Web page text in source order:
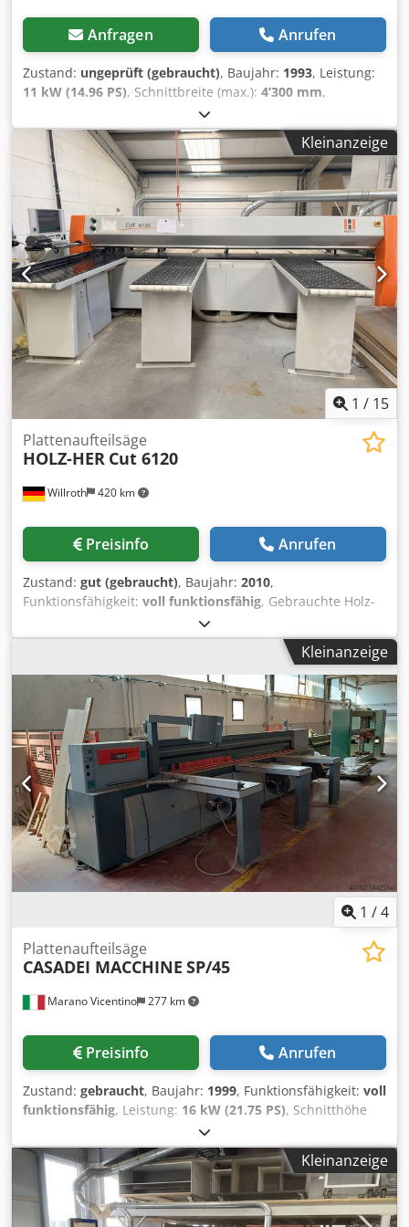
Mehrwertsteuer/Differenzbesteuerung: Mehrwertsteuer
abzugsfähig für Unternehmer Lieferung und
Inzahlungnahme jederzeit möglich für alles aus dem
Industriebereich Glenn Smeets
Anfragen Anrufen
Zustand: ungeprüft (gebraucht), Baujahr: 1993, Leistung:
11 kW (14.96 PS), Schnittbreite (max.): 4’300 mm,
400 mm
mm, Schnitthöhe mit Vorritzer (max.):105 mm,
Ausstattung:Vorritzer
, Maschine inkl. Laweco-
Förderbahnen mit Hubeinrichtung, Traglast 5000 kg,
Plattformgröße 4100x2100 mm Chsdpfxsx Iuzxe Alfja
Maschine stammt aus einer Betriebsauflösung
Kleinanzeige
1 / 15
Willroth 420 km
Plattenaufteilsäge
HOLZ-HER Cut 6120
Preisinfo Anrufen
Zustand: gut (gebraucht), Baujahr: 2010,
Funktionsfähigkeit: voll funktionsfähig, Gebrauchte Holz-
Her Cut 6120 - Baujahr 2010 - Verfügbarkeit Ende
September 2026 - automatische Schnitthöhenverstellung -
Vorritzer - Sägeblattüberstand 82 mm - Etikettendrucker -
Schnittlänge 4400 mm Codsziwqpepfx Alfjha - elektronisch
gesteuerter Druckbalken & Sägewagen für kurze Zyklen -
Nut-Programm / motorisch verstellbar
Kleinanzeige
1 /4
Marano Vicentino 277 km
Plattenaufteilsäge
CASADEI MACCHINE SP/45
Preisinfo Anrufen
Zustand: gebraucht, Baujahr: 1999, Funktionsfähigkeit: voll
funktionsfähig, Leistung: 16 kW (21.75 PS), Schnitthöhe
, Schnittbreite (max.):
Sägeblattdurchmesser:30 mm, Schnittlänge (max.):4’500
mm , Schnittlaenge 4500 mm Schnittbreite 4300 mm
Schnitthöhe 90 mm Saegeblattdurchmesser max. 350 mm
Cjdpfx Aowu Ib Selfjha Hauptsägemotor: 7,5 kW
Kleinanzeige